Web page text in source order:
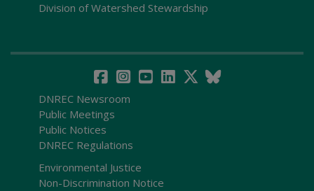
Division of Watershed Stewardship
DNREC Newsroom
Public Meetings
Public Notices
DNREC Regulations
Environmental Justice
Non-Discrimination Notice